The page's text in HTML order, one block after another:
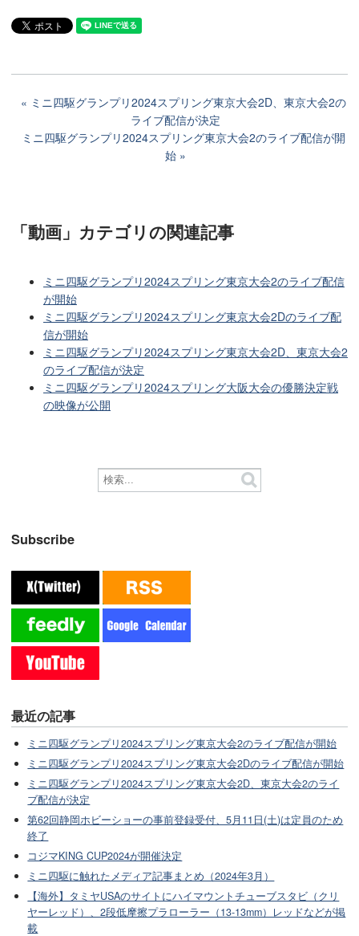
ミニ四駆グランプリ2024スプリング東京大会2D、東京大会2の
ライブ配信が決定
ミニ四駆グランプリ2024スプリング東京大会2のライブ配信が開
始
「動画」カテゴリの関連記事
ミニ四駆グランプリ2024スプリング東京大会2のライブ配信
が開始
ミニ四駆グランプリ2024スプリング東京大会2Dのライブ配
信が開始
ミニ四駆グランプリ2024スプリング東京大会2D、東京大会2
のライブ配信が決定
ミニ四駆グランプリ2024スプリング大阪大会の優勝決定戦
の映像が公開
Subscribe
最近の記事
ミニ四駆グランプリ2024スプリング東京大会2のライブ配信が開始
ミニ四駆グランプリ2024スプリング東京大会2Dのライブ配信が開始
ミニ四駆グランプリ2024スプリング東京大会2D、東京大会2のライ
ブ配信が決定
第62回静岡ホビーショーの事前登録受付、5月11日(土)は定員のため
終了
コジマKING CUP2024が開催決定
ミニ四駆に触れたメディア記事まとめ（2024年3月）
【海外】タミヤUSAのサイトにハイマウントチューブスタビ（クリ
ヤーレッド）、2段低摩擦プラローラー（13-13mm）レッドなどが掲
載